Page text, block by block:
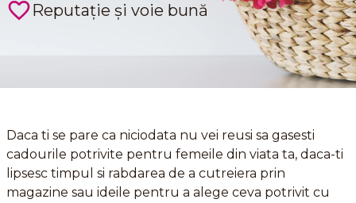
Reputație și voie bună
Daca ti se pare ca niciodata nu vei reusi sa gasesti
cadourile potrivite pentru femeile din viata ta, daca-ti
lipsesc timpul si rabdarea de a cutreiera prin
magazine sau ideile pentru a alege ceva potrivit cu